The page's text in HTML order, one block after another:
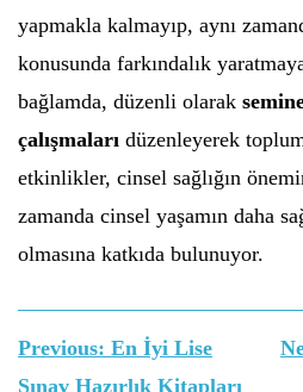
yapmakla kalmayıp, aynı
konusunda farkındalık
bağlamda, düzenli olarak
çalışmaları düzenleyerek
etkinlikler, cinsel sağlığın
zamanda cinsel yaşamın daha
olmasına katkıda bulunuyor.
Yazı
gezinmesi
Previous: En İyi Lise
Sınav Hazırlık Kitapları